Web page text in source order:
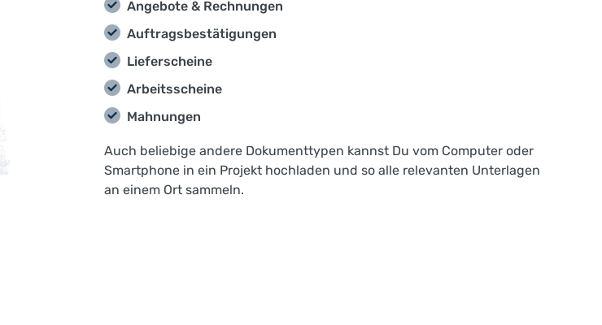
Angebote & Rechnungen
Auftragsbestätigungen
Lieferscheine
Arbeitsscheine
Mahnungen
Auch beliebige andere Dokumenttypen kannst Du vom Computer oder
Smartphone in ein Projekt hochladen und so alle relevanten Unterlagen
an einem Ort sammeln.